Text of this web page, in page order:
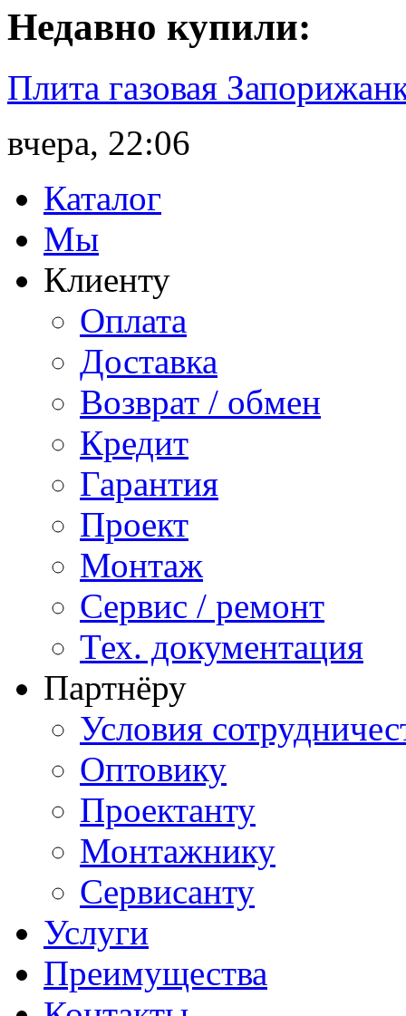
Недавно купили:
Плита газовая
вчера, 22:06
Каталог
Мы
Клиенту
Оплата
Доставка
Возврат / обмен
Кредит
Гарантия
Проект
Монтаж
Сервис / ремонт
Тех. документация
Партнёру
Условия
Оптовику
Проектанту
Монтажнику
Сервисанту
Услуги
Преимущества